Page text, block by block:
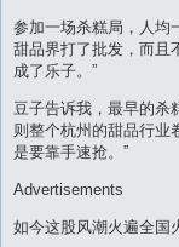
参加一场杀糕局，人均
甜品界打了批发，而且
成了乐子。”
豆子告诉我，最早的杀
则整个杭州的甜品行业
是要靠手速抢。”
Advertisements
如今这股风潮火遍全国